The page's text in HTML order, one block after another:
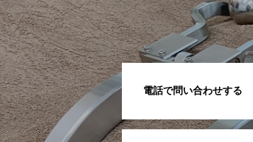
電話で問い合わせする